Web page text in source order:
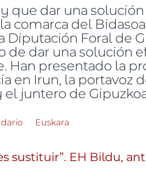
que dar una
comarca del
Diputación Foral de
de dar una solución
Han presentado la
en Irun, la portavoz
el juntero de
Bildu propone una solución
Euskara
sustituir”. EH Bildu,